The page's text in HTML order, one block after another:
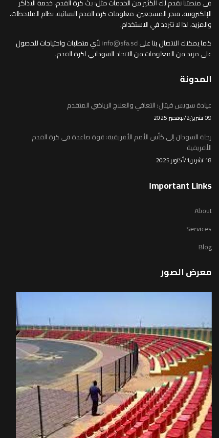
في منصتنا نقدم لك الكثير من الخدمات مثل: بث كرة القدم، خدمة التذاكر
الإلكترونية، متجر المشجعين، معلومات كرة القدم النسائية، نظام الملاحظات.
والمزيد، لذا لا تتردد في الاستخدام.
كما يمكنك الاتصال بنا علىinfo@sfa.sdلأي متطلبات واحتياجات للحصول
على مزيد من المعلومات من الاتحاد السوداني لكرة القدم.
المدونة
عيادة سويس فيتال: التعافي والعلاج الرياضي المتقدم
09 تشرين2/نوفمبر 2025
رحلة السودان إلى كأس الأمم الأفريقية: قوة صاعدة في كرة القدم
الأفريقية
18 تشرين1/أكتوير 2025
Important Links
About
Services
Blog
معرض الصور